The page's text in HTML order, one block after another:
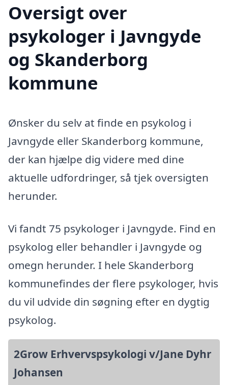
Oversigt over
psykologer i Javngyde
og Skanderborg
kommune
Ønsker du selv at finde en psykolog i
Javngyde eller Skanderborg kommune,
der kan hjælpe dig videre med dine
aktuelle udfordringer, så tjek oversigten
herunder.
Vi fandt 75 psykologer i Javngyde. Find en
psykolog eller behandler i Javngyde og
omegn herunder. I hele Skanderborg
kommunefindes der flere psykologer, hvis
du vil udvide din søgning efter en dygtig
psykolog.
2Grow Erhvervspsykologi v/Jane Dyhr
Johansen